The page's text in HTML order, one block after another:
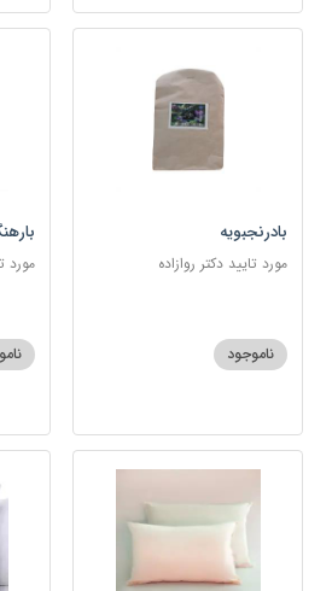
بادرنجبویه
مورد تایید دکتر روازاده
ناموجود
مورد